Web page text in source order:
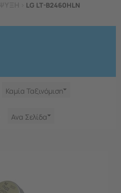
LG LT-B2460HLN
Καμία Ταξινόμιση
Ανα Σελίδα